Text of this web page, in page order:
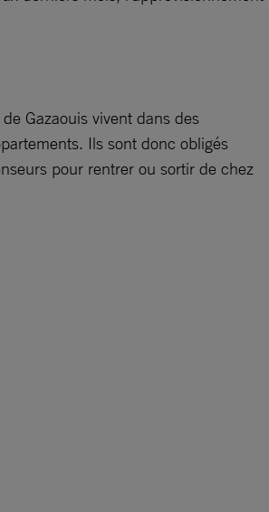
Gazaouis vivent dans des
Ils sont donc obligés
pour rentrer ou sortir de chez